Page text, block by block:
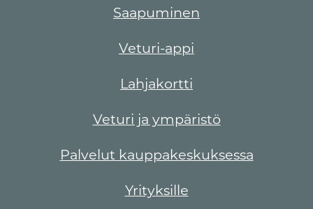
Saapuminen
Veturi-appi
Lahjakortti
Veturi ja ympäristö
Palvelut kauppakeskuksessa
Yrityksille